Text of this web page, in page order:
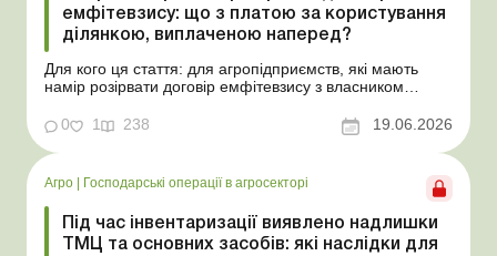
емфітевзису: що з платою за користування
ділянкою, виплаченою наперед?
Для кого ця стаття: для агропідприємств, які мають
намір розірвати договір емфітевзису з власником
ситуацію тим, що плата за користування земельною
ділянкою була виплачена власнику наперед за декілька
років. У такому разі перед емфітевтом і власник...
0 1 238 19.06.2026
Агро | Господарські операції в агросекторі
Під час інвентаризації виявлено надлишки
ТМЦ та основних засобів: які наслідки для